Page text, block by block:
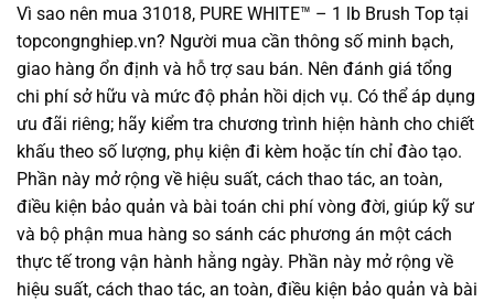
Vì sao nên mua 31018, PURE WHITE™ – 1 lb Brush Top tại
topcongnghiep.vn? Người mua cần thông số minh bạch,
giao hàng ổn định và hỗ trợ sau bán. Nên đánh giá tổng
chi phí sở hữu và mức độ phản hồi dịch vụ. Có thể áp dụng
ưu đãi riêng; hãy kiểm tra chương trình hiện hành cho chiết
khấu theo số lượng, phụ kiện đi kèm hoặc tín chỉ đào tạo.
Phần này mở rộng về hiệu suất, cách thao tác, an toàn,
điều kiện bảo quản và bài toán chi phí vòng đời, giúp kỹ sư
và bộ phận mua hàng so sánh các phương án một cách
thực tế trong vận hành hằng ngày. Phần này mở rộng về
hiệu suất, cách thao tác, an toàn, điều kiện bảo quản và bài